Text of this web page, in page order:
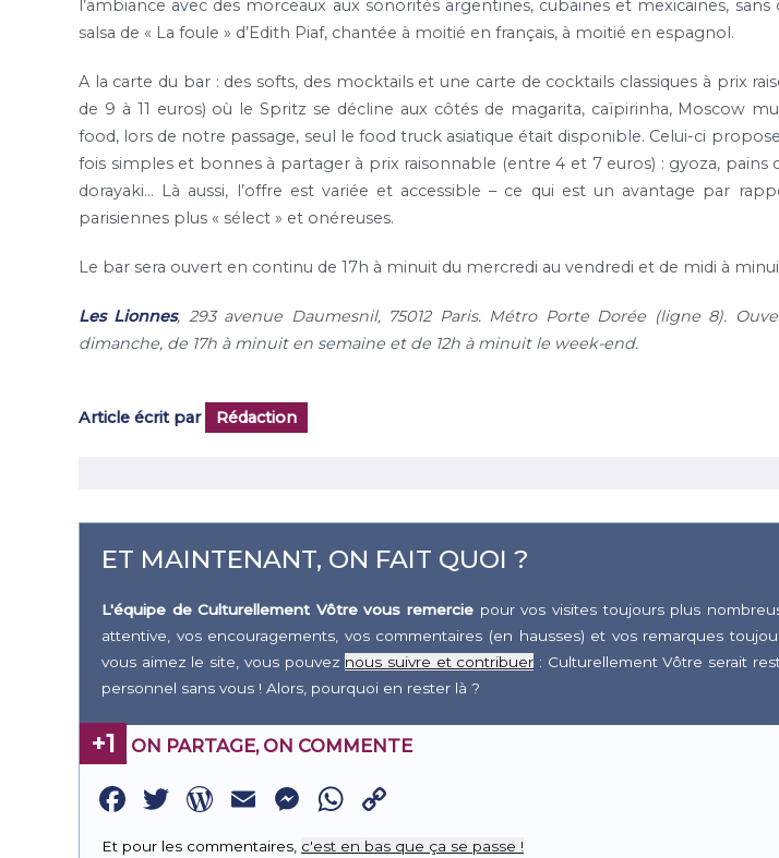
l’ambiance avec des morceaux aux sonorités argentines, cubaines et mexicaines,
salsa de « La foule » d’Edith Piaf, chantée à moitié en français, à moitié en espagnol.
A la carte du bar : des softs, des mocktails et une carte de cocktails classiques à prix
de 9 à 11 euros) où le Spritz se décline aux côtés de magarita, caïpirinha, Moscow
food, lors de notre passage, seul le food truck asiatique était disponible. Celui-ci
fois simples et bonnes à partager à prix raisonnable (entre 4 et 7 euros) : gyoza, pains
dorayaki… Là aussi, l’offre est variée et accessible – ce qui est un avantage par
parisiennes plus « sélect » et onéreuses.
Le bar sera ouvert en continu de 17h à minuit du mercredi au vendredi et de midi à
Les Lionnes, 293 avenue Daumesnil, 75012 Paris. Métro Porte Dorée (ligne 8).
dimanche, de 17h à minuit en semaine et de 12h à minuit le week-end.
Article écrit par Rédaction
ET MAINTENANT, ON FAIT QUOI ?
L'équipe de Culturellement Vôtre vous remercie pour vos visites toujours plus
attentive, vos encouragements, vos commentaires (en hausses) et vos remarques
vous aimez le site, vous pouvez nous suivre et contribuer : Culturellement Vôtre serait
personnel sans vous ! Alors, pourquoi en rester là ?
+1 ON PARTAGE, ON COMMENTE
Facebook
Twitter
WordPress
EmailMessenger
WhatsApp
Link
Et pour les commentaires, c'est en bas que ça se passe !